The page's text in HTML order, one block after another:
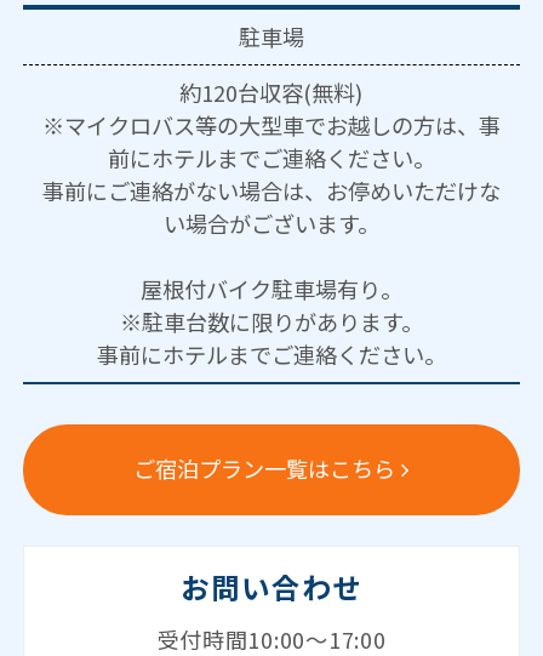
駐車場
約120台収容(無料)
※マイクロバス等の大型車でお越しの方は、事
前にホテルまでご連絡ください。
事前にご連絡がない場合は、お停めいただけな
い場合がございます。
屋根付バイク駐車場有り。
※駐車台数に限りがあります。
事前にホテルまでご連絡ください。
ご宿泊プラン一覧はこちら
お問い合わせ
受付時間10:00～17:00